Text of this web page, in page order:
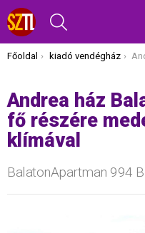
Itt vagy most:
Főoldal kiadó vendégház Andrea
Andrea ház
fő részére
klímával
BalatonApartman 994